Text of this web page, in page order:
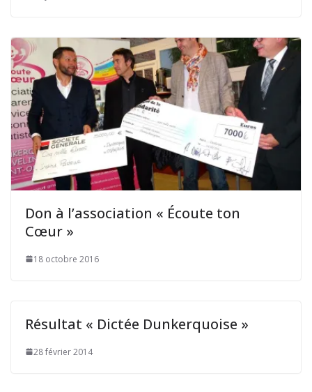
Don à l’association « Écoute ton
Cœur »
18 octobre 2016
Résultat « Dictée Dunkerquoise »
28 février 2014